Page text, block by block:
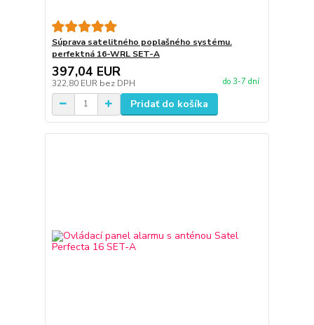
Súprava satelitného poplašného systému.
perfektná 16-WRL SET-A
397,04 EUR
322,80 EUR bez DPH do 3-7 dní
Pridať do košíka